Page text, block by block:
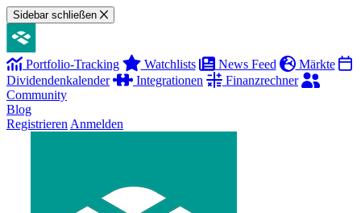
Sidebar schließen
Portfolio-Tracking Watchlists News Feed
Märkte
Dividendenkalender
Integrationen
Finanzrechner
Community
Blog
Registrieren Anmelden